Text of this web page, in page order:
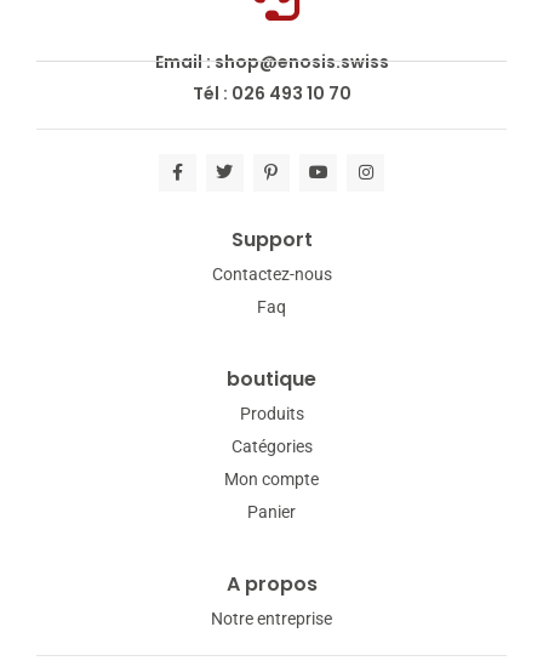
Email : shop@enosis.swiss
Tél : 026 493 10 70
Support
Contactez-nous
Faq
boutique
Produits
Catégories
Mon compte
Panier
A propos
Notre entreprise